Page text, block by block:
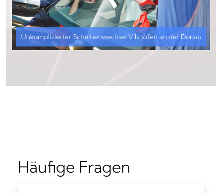
Häufige Fragen